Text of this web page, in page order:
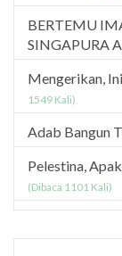
BERTEMU
SINGAPURA
Mengerikan,
1549 Kali)
Adab Bangun
Pelestina,
(Dibaca 1101 Kali)